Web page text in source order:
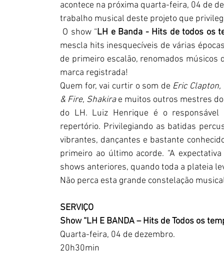
acontece na próxima quarta-feira, 04 de
trabalho musical deste projeto que
O show “LH e Banda - Hits de todos os
mescla hits inesquecíveis de várias
de primeiro escalão, renomados
marca registrada!
Quem for, vai curtir o som de Eric
& Fire, Shakira e muitos outros mestres
do LH. Luiz Henrique é o
repertório. Privilegiando as batidas
vibrantes, dançantes e bastante
primeiro ao último acorde. “A
shows anteriores, quando toda a plateia
Não perca esta grande constelação
SERVIÇO
Show “LH E BANDA – Hits de Todos os
Quarta-feira, 04 de dezembro.
20h30min